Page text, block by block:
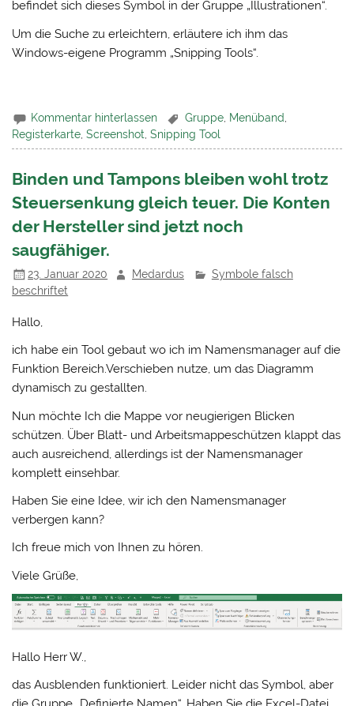
befindet sich dieses Symbol in der Gruppe „Illustrationen“.
Um die Suche zu erleichtern, erläutere ich ihm das
Windows-eigene Programm „Snipping Tools“.
Kommentar hinterlassen Gruppe Menüband
Registerkarte,Screenshot,Snipping Tool
Binden und Tampons bleiben wohl trotz
Steuersenkung gleich teuer. Die Konten
der Hersteller sind jetzt noch
saugfähiger.
23. Januar 2020 Medardus
Symbole falsch
beschriftet
Hallo,
ich habe ein Tool gebaut wo ich im Namensmanager auf die
Funktion Bereich.Verschieben nutze, um das Diagramm
dynamisch zu gestallten.
Nun möchte Ich die Mappe vor neugierigen Blicken
schützen. Über Blatt- und Arbeitsmappeschützen klappt das
auch ausreichend, allerdings ist der Namensmanager
komplett einsehbar.
Haben Sie eine Idee, wir ich den Namensmanager
verbergen kann?
Ich freue mich von Ihnen zu hören.
Viele Grüße,
Hallo Herr W.,
das Ausblenden funktioniert. Leider nicht das Symbol, aber